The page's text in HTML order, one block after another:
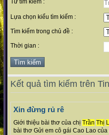
Từ tìm kiếm :
Lựa chọn kiểu tìm kiếm :
Tìm kiếm trong chủ đề :
Thời gian :
Kết quả tìm kiếm trên
Xin đừng rủ rê
Giới thiệu bài thơ của chị Trần Thị
bài thơ Gửi em cô gái Cao Lao